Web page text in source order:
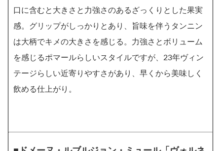
口に含むと大きさと力強さのあるざっくりとした果実
感。グリップがしっかりとあり、旨味を伴うタンニン
は大柄でキメの大きさを感じる。力強さとボリューム
を感じるポマールらしいスタイルですが、23年ヴィン
テージらしい近寄りやすさがあり、早くから美味しく
飲める仕上がり。